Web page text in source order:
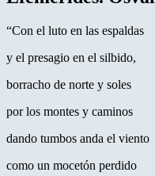
“Con el luto en las espaldas
y el presagio en el silbido,
borracho de norte y soles
por los montes y caminos
dando tumbos anda el viento
como un mocetón perdido